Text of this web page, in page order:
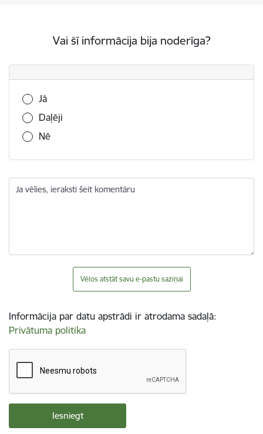
Vai šī informācija bija noderīga?
Vai šī informācija bija noderīga?
Jā
Daļēji
Nē
Ja vēlies, ieraksti šeit komentāru
Vēlos atstāt savu e-pastu saziņai
Informācija par datu apstrādi ir atrodama sadaļā:
Privātuma politika